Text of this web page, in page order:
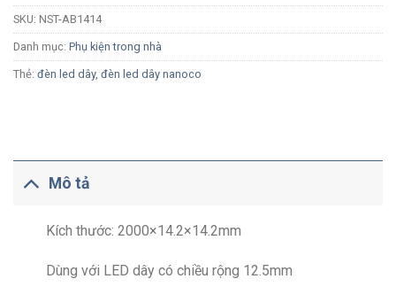
SKU: NST-AB1414
Danh mục: Phụ kiện trong nhà
Thẻ: đèn led dây, đèn led dây nanoco
Mô tả
Kích thước: 2000×14.2×14.2mm
Dùng với LED dây có chiều rộng 12.5mm